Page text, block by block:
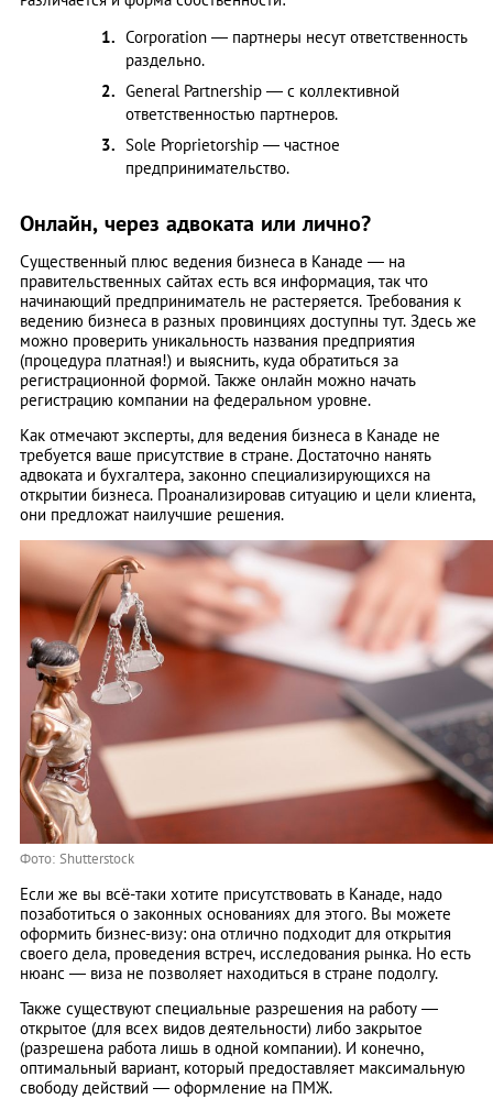
Corporation ― партнеры несут ответственность
раздельно.
General Partnership ― с коллективной
ответственностью партнеров.
Sole Proprietorship ― частное
предпринимательство.
Онлайн, через адвоката или лично?
Существенный плюс ведения бизнеса в Канаде ― на
правительственных сайтах есть вся информация, так что
начинающий предприниматель не растеряется. Требования к
ведению бизнеса в разных провинциях доступны тут. Здесь же
можно проверить уникальность названия предприятия
(процедура платная!) и выяснить, куда обратиться за
регистрационной формой. Также онлайн можно начать
регистрацию компании на федеральном уровне.
Как отмечают эксперты, для ведения бизнеса в Канаде не
требуется ваше присутствие в стране. Достаточно нанять
адвоката и бухгалтера, законно специализирующихся на
открытии бизнеса. Проанализировав ситуацию и цели клиента,
они предложат наилучшие решения.
Фото: Shutterstock
Если же вы всё-таки хотите присутствовать в Канаде, надо
позаботиться о законных основаниях для этого. Вы можете
оформить бизнес-визу: она отлично подходит для открытия
своего дела, проведения встреч, исследования рынка. Но есть
нюанс ― виза не позволяет находиться в стране подолгу.
Также существуют специальные разрешения на работу ―
открытое (для всех видов деятельности) либо закрытое
(разрешена работа лишь в одной компании). И конечно,
оптимальный вариант, который предоставляет максимальную
свободу действий ― оформление на ПМЖ.